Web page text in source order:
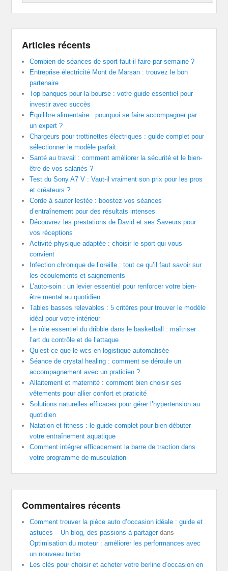
Articles récents
Combien de séances de sport faut-il faire par semaine ?
Entreprise électricité Mont de Marsan : trouvez le bon
partenaire
Top banques pour la bourse : votre guide essentiel pour
investir avec succès
Équilibre alimentaire : pourquoi se faire accompagner par
un expert ?
Chargeurs pour trottinettes électriques : guide complet pour
sélectionner le modèle parfait
Santé au travail : comment améliorer la sécurité et le bien-
être de vos salariés ?
Test du Sony A7 V : Vaut-il vraiment son prix pour les pros
et créateurs ?
Corde à sauter lestée : boostez vos séances
d’entraînement pour des résultats intenses
Découvrez les prestations de David et ses Saveurs pour
vos réceptions
Activité physique adaptée : choisir le sport qui vous
convient
Infection chronique de l’oreille : tout ce qu’il faut savoir sur
les écoulements et saignements
L’auto-soin : un levier essentiel pour renforcer votre bien-
être mental au quotidien
Tables basses relevables : 5 critères pour trouver le modèle
idéal pour votre intérieur
Le rôle essentiel du dribble dans le basketball : maîtriser
l’art du contrôle et de l’attaque
Qu’est-ce que le wcs en logistique automatisée
Séance de crystal healing : comment se déroule un
accompagnement avec un praticien ?
Allaitement et maternité : comment bien choisir ses
vêtements pour allier confort et praticité
Solutions naturelles efficaces pour gérer l’hypertension au
quotidien
Natation et fitness : le guide complet pour bien débuter
votre entraînement aquatique
Comment intégrer efficacement la barre de traction dans
votre programme de musculation
Commentaires récents
Comment trouver la pièce auto d’occasion idéale : guide et
astuces – Un blog, des passions à partagerdans
Optimisation du moteur : améliorer les performances avec
un nouveau turbo
Les clés pour choisir et acheter votre berline d’occasion en